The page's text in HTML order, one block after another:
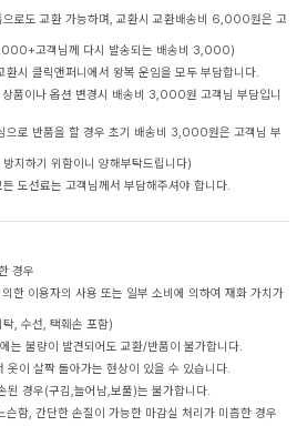
으로도 교환 가능하며, 교환시 교환배송비 6,000원은 고
고객님께 다시 발송되는 배송비 3,000)
시 클릭앤퍼니에서 왕복 운임을 모두 부담합니다.
품이나 옵션 변경시 배송비 3,000원 고객님 부담입니
으로 반품을 할 경우 초기 배송비 3,000원은 고객님 부
지하기 위함이니 양해부탁드립니다)
도선료는 고객님께서 부담해주셔야 합니다.
경우
한 이용자의 사용 또는 일부 소비에 의하여 재화 가치가
, 수선, 택훼손 포함)
는 불량이 발견되어도 교환/반품이 불가합니다.
옷이 살짝 돌아가는 현상이 있을 수 있습니다.
된 경우(구김,늘어남,보풀)는 불가합니다.
슨함, 간단한 손질이 가능한 마감실 처리가 미흡한 경우